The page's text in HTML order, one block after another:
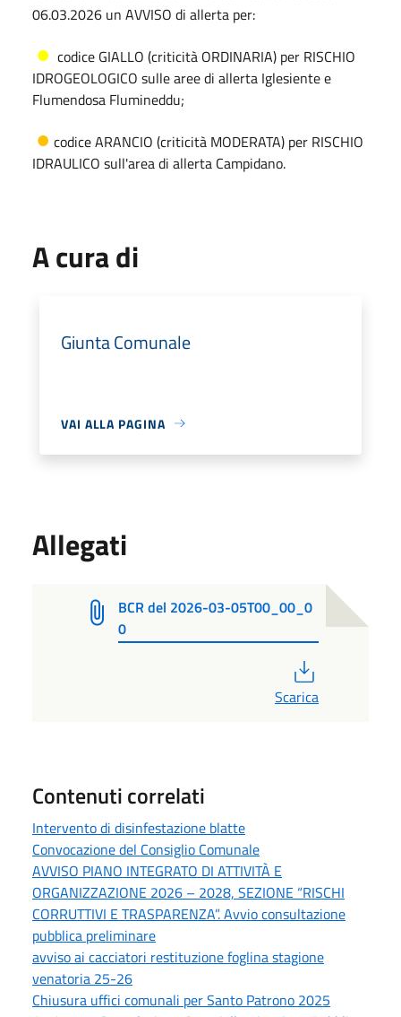
06.03.2026 un AVVISO di allerta per:
● codice GIALLO (criticità ORDINARIA) per RISCHIO
IDROGEOLOGICO sulle aree di allerta Iglesiente e
Flumendosa Flumineddu;
● codice ARANCIO (criticità MODERATA) per RISCHIO
IDRAULICO sull'area di allerta Campidano.
A cura di
Giunta Comunale
VAI ALLA PAGINA
Allegati
BCR del 2026-03-05T00_00_0
0
Scarica
Contenuti correlati
Intervento di disinfestazione blatte
Convocazione del Consiglio Comunale
AVVISO PIANO INTEGRATO DI ATTIVITÀ E
ORGANIZZAZIONE 2026 – 2028, SEZIONE “RISCHI
CORRUTTIVI E TRASPARENZA”. Avvio consultazione
pubblica preliminare
avviso ai cacciatori restituzione foglina stagione
venatoria 25-26
Chiusura uffici comunali per Santo Patrono 2025